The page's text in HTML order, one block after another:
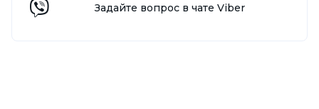
Задайте вопрос в чате Viber